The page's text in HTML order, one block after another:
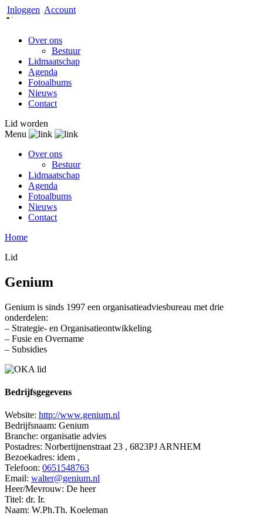
Inloggen Account
Over ons
Bestuur
Lidmaatschap
Agenda
Fotoalbums
Nieuws
Contact
Lid worden
Menu
Over ons
Bestuur
Lidmaatschap
Agenda
Fotoalbums
Nieuws
Contact
Home
Lid
Genium
Genium is sinds 1997 een organisatieadviesbureau met drie
onderdelen:
– Strategie- en Organisatieontwikkeling
– Fusie en Overname
– Subsidies
Bedrijfsgegevens
Website: http://www.genium.nl
Bedrijfsnaam: Genium
Branche: organisatie advies
Postadres: Norbertijnenstraat 23 , 6823PJ ARNHEM
Bezoekadres: idem ,
Telefoon: 0651548763
Email: walter@genium.nl
Heer/Mevrouw: De heer
Titel: dr. Ir.
Naam: W.Ph.Th. Koeleman